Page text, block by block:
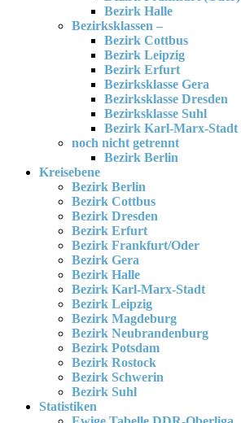
Bezirk Halle
Bezirksklassen –
Bezirk Cottbus
Bezirk Leipzig
Bezirk Erfurt
Bezirksklasse Gera
Bezirksklasse Dresden
Bezirksklasse Suhl
Bezirk Karl-Marx-Stadt
noch nicht getrennt
Bezirk Berlin
Kreisebene
Bezirk Berlin
Bezirk Cottbus
Bezirk Dresden
Bezirk Erfurt
Bezirk Frankfurt/Oder
Bezirk Gera
Bezirk Halle
Bezirk Karl-Marx-Stadt
Bezirk Leipzig
Bezirk Magdeburg
Bezirk Neubrandenburg
Bezirk Potsdam
Bezirk Rostock
Bezirk Schwerin
Bezirk Suhl
Statistiken